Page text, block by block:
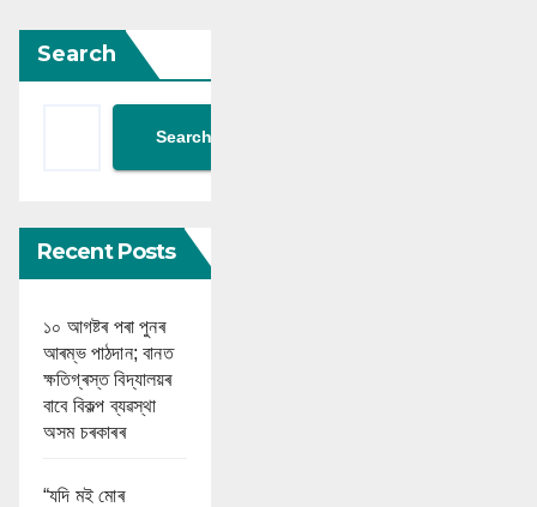
Search
Search
Recent Posts
১০ আগষ্টৰ পৰা পুনৰ
আৰম্ভ পাঠদান; বানত
ক্ষতিগ্ৰস্ত বিদ্যালয়ৰ
বাবে বিকল্প ব্যৱস্থা
অসম চৰকাৰৰ
“যদি মই মোৰ